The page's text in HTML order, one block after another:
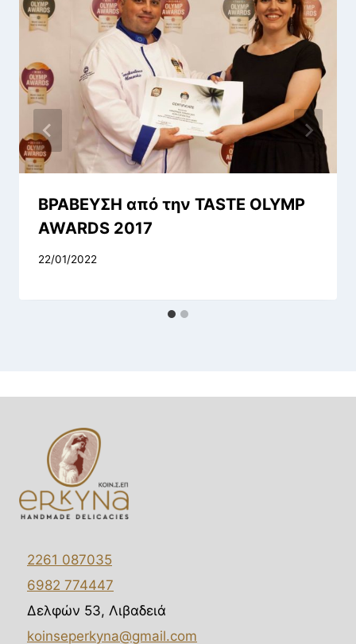
ΒΡΑΒΕΥΣΗ από την TASTE OLYMP
AWARDS 2017
22/01/2022
2261 087035
6982 774447
Δελφών 53, Λιβαδειά
koinseperkyna@gmail.com